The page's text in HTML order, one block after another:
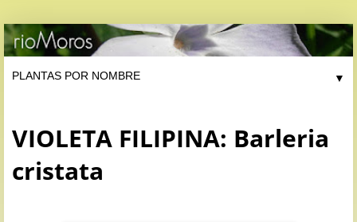
▼
VIOLETA FILIPINA: Barleria
cristata